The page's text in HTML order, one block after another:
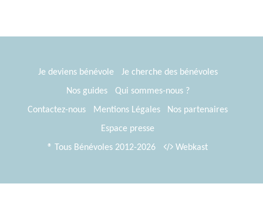
Je deviens bénévole
Je cherche des bénévoles
Nos guides
Qui sommes-nous ?
Contactez-nous
Mentions Légales
Nos partenaires
Espace presse
® Tous Bénévoles 2012-2026
Webkast